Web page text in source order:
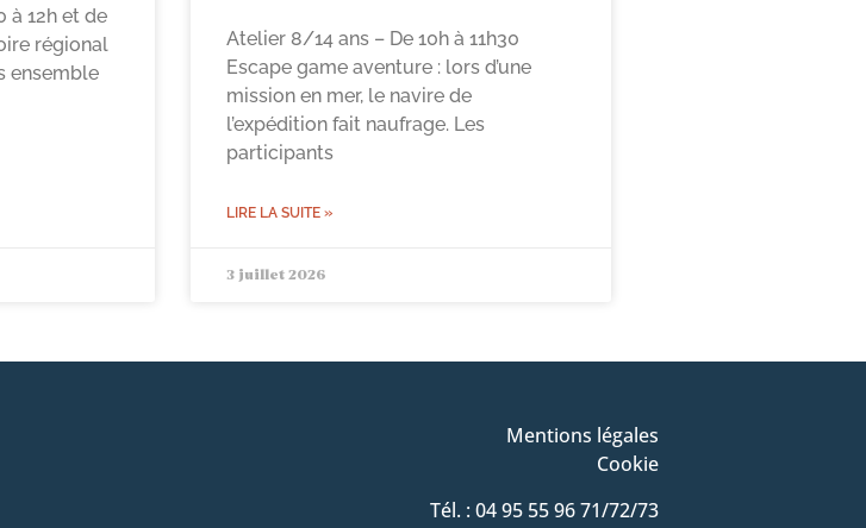
à 12h et de
régional
ensemble
Atelier 8/14 ans – De 10h à 11h30
Escape game aventure : lors d’une
mission en mer, le navire de
l’expédition fait naufrage. Les
participants
LIRE LA SUITE »
3 juillet 2026
Mentions légales
Cookie
Tél. : 04 95 55 96 71/72/73